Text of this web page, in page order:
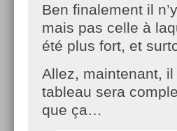
Ben finalement il
mais pas celle à
été plus fort, et
Allez, maintenant,
tableau sera
que ça…